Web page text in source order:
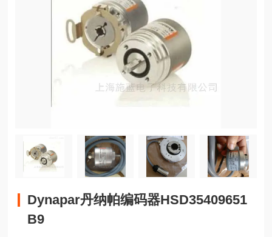
Dynapar丹纳帕编码器HSD35409651
B9